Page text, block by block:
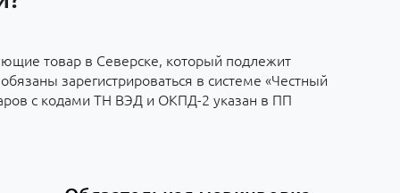
товар в Северске, который подлежит
зарегистрироваться в системе «Честный
с кодами ТН ВЭД и ОКПД-2 указан в ПП